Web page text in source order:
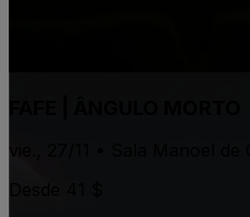
vie., 27/11 • Sala Manoel